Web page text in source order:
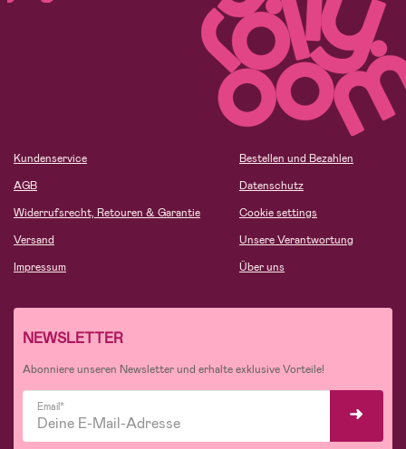
Kundenservice
AGB
Widerrufsrecht, Retouren & Garantie
Versand
Impressum
Bestellen und Bezahlen
Datenschutz
Cookie settings
Unsere Verantwortung
Über uns
NEWSLETTER
Abonniere unseren Newsletter und erhalte exklusive Vorteile!
Email*